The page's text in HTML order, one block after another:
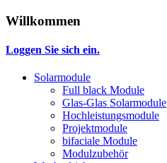
Willkommen
Loggen Sie sich ein.
Solarmodule
Full black Module
Glas-Glas Solarmodule
Hochleistungsmodule
Projektmodule
bifaciale Module
Modulzubehör